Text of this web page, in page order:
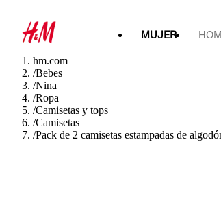
MUJER
hm.com
/Bebes
/Nina
/Ropa
/Camisetas y tops
/Camisetas
/Pack de 2 camisetas estampadas de